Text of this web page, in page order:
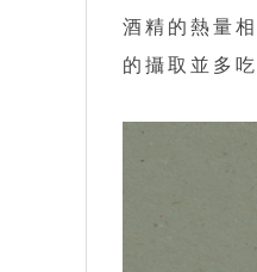
酒精的熱量
的攝取並多